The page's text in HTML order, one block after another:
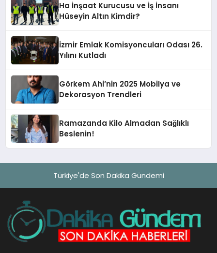
Ha İnşaat Kurucusu ve İş İnsanı
Hüseyin Altın Kimdir?
İzmir Emlak Komisyoncuları Odası 26.
Yılını Kutladı
Görkem Ahi’nin 2025 Mobilya ve
Dekorasyon Trendleri
Ramazanda Kilo Almadan Sağlıklı
Beslenin!
Türkiye'de Son Dakika Gündemi